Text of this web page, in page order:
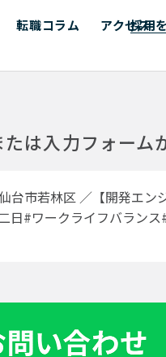
転職コラム アクセス
採用
たは入力フォーム
台市若林区 ／【開発エ
#ワークライフバラン